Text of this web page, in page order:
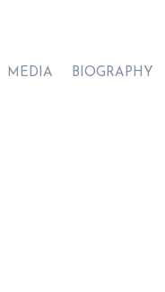
MEDIA BIOGRAPHY